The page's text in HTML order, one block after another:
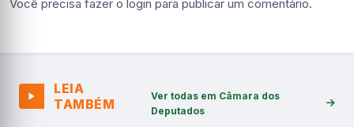
Você precisa fazer o login para publicar um comentário.
LEIA
TAMBÉM
Ver todas em Câmara dos
Deputados